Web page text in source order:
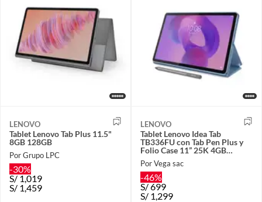
LENOVO
Tablet Lenovo Tab Plus 11.5"
8GB 128GB
Por Grupo LPC
-30%
S/1,019
S/ 1,459
LENOVO
Tablet Lenovo Idea Tab
TB336FU con Tab Pen Plus y
Folio Case 11” 25K 4GB
128GB con AI Gris
Por Vega sac
-46%
S/699
S/ 1,299